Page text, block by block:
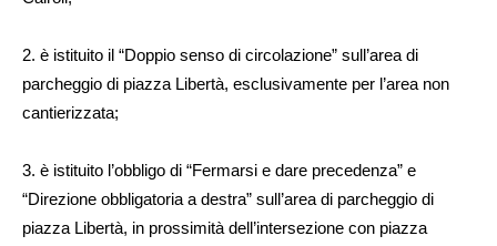
2. è istituito il “Doppio senso di circolazione” sull’area di
parcheggio di piazza Libertà, esclusivamente per l’area non
cantierizzata;
3. è istituito l’obbligo di “Fermarsi e dare precedenza” e
“Direzione obbligatoria a destra” sull’area di parcheggio di
piazza Libertà, in prossimità dell’intersezione con piazza